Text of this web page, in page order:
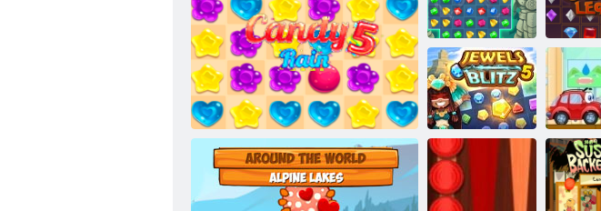
Juwelen Blitz 3 Juwel
Juwelen Blitz 5